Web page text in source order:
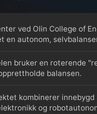
ved Olin College of
en autonom,
bruker en roterende
balansen.
kombinerer innebygd
og